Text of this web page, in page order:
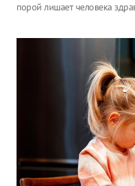
порой лишает человека